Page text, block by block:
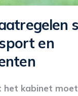
en
het kabinet